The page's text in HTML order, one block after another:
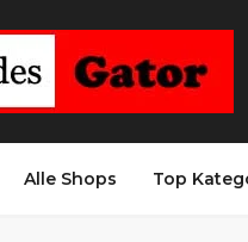
Alle Shops Top